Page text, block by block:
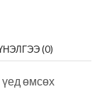
(0)
өмсөх